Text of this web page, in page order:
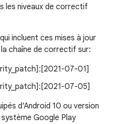
les niveaux de correctif
incluent ces mises à jour
chaîne de correctif sur:
07-01]
07-05]
d'Android 10 ou version
Google Play